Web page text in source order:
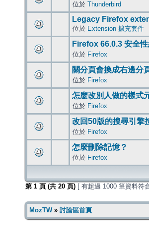
位於 Thunderbird
Legacy Firefox
位於 Extension 擴充套件
Firefox 66.0.3 安全
位於 Firefox
關分頁會換成右邊分
位於 Firefox
怎麼改別人做的樣式
位於 Firefox
改回50版的搜尋引擎
位於 Firefox
怎麼刪除記憶？
位於 Firefox
第 1 頁 (共 20 頁) [ 有超過 1000 筆資料符
MozTW» 討論區首頁